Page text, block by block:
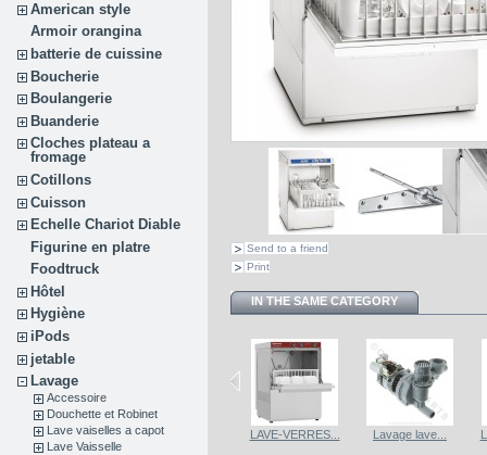
American style
Armoir orangina
batterie de cuissine
Boucherie
Boulangerie
Buanderie
Cloches plateau a
fromage
Cotillons
Cuisson
Echelle Chariot Diable
Figurine en platre
Foodtruck
Hôtel
Hygiène
iPods
jetable
Lavage
Accessoire
Douchette et Robinet
Lave vaiselles a capot
Lave Vaisselle
Send to a friend
Print
IN THE SAME CATEGORY
LAVE-VERRES... LAVE-VERRES... LAVE-VERRES... Lavage lave...